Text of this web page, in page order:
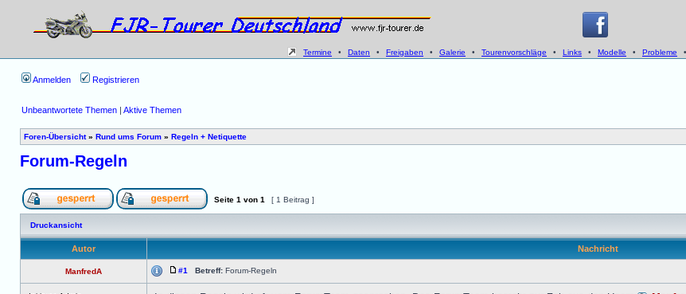
Termine • Daten • Freigaben • Galerie • Tourenvorschläge • Links • Modelle • Probleme •
Anmelden Registrieren
Unbeantwortete Themen | Aktive Themen
Foren-Übersicht» Rund ums Forum » Regeln + Netiquette
Forum-Regeln
Seite 1 von 1 [ 1 Beitrag ]
Druckansicht
Autor Nachricht
ManfredA #1 Betreff: Forum-Regeln